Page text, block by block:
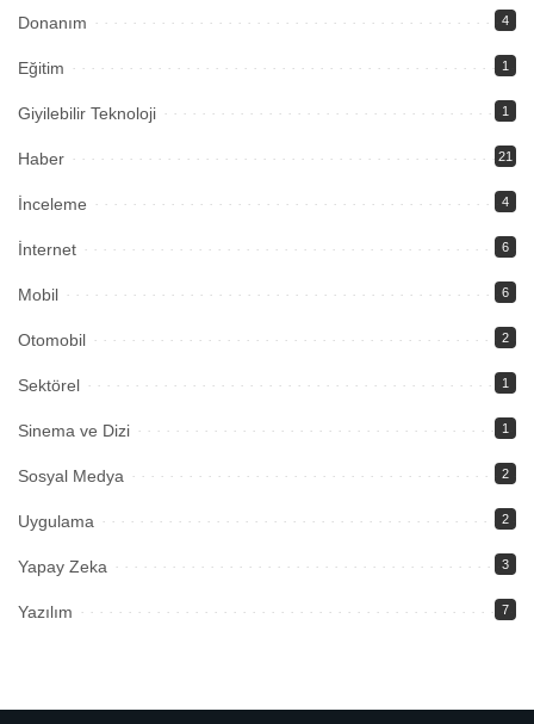
Donanım 4
Eğitim 1
Giyilebilir Teknoloji 1
Haber 21
İnceleme 4
İnternet 6
Mobil 6
Otomobil 2
Sektörel 1
Sinema ve Dizi 1
Sosyal Medya 2
Uygulama 2
Yapay Zeka 3
Yazılım 7